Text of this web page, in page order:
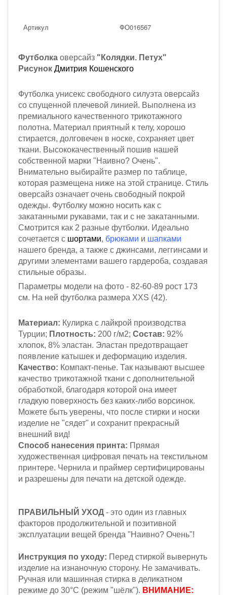
Артикул ФО016567
Футболка оверсайз "Колядки. Петух"
Рисунок Дмитрия Кошенского
Футболка унисекс свободного силуэта оверсайз
со спущенной плечевой линией. Выполнена из
премиального качественного трикотажного
полотна. Материал приятный к телу, хорошо
стирается, долговечен в носке, сохраняет цвет
ткани. Высококачественный пошив нашей
собственной марки "Наивно? Очень".
Внимательно выбирайте размер по таблице,
которая размещена ниже на этой странице. Стиль
оверсайз означает очень свободный покрой
одежды. Футболку можно носить как с
закатанными рукавами, так и с не закатанными.
Смотрится как 2 разные футболки. Идеально
сочетается с шортами, брюками и шапками
нашего бренда, а также с джинсами, леггинсами и
другими элементами вашего гардероба, создавая
стильные образы.
Параметры модели на фото - 82-60-89 рост 173
см. На ней футболка размера XXS (42).
Материал: Кулирка с лайкрой производства
Турции; Плотность: 200 г/м2; Состав: 92%
хлопок, 8% эластан. Эластан предотвращает
появление катышек и деформацию изделия.
Качество: Компакт-пенье. Так называют высшее
качество трикотажной ткани с дополнительной
обработкой, благодаря которой она имеет
гладкую поверхность без каких-либо ворсинок.
Можете быть уверены, что после стирки и носки
изделие не "сядет" и сохранит прекрасный
внешний вид!
Способ нанесения принта: Прямая
художественная цифровая печать на текстильном
принтере. Чернила и праймер сертифицированы
и разрешены для печати на детской одежде.
ПРАВИЛЬНЫЙ УХОД - это один из главных
факторов продолжительной и позитивной
эксплуатации вещей бренда "Наивно? Очень"!
Инструкция по уходу: Перед стиркой вывернуть
изделие на изнаночную сторону. Не замачивать.
Ручная или машинная стирка в деликатном
режиме до 30°С (режим "шёлк"). ВНИМАНИЕ: